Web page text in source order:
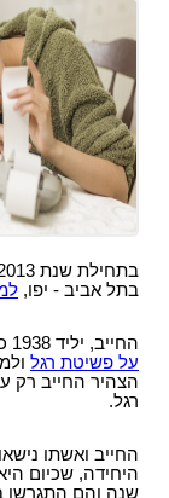
בתל אביב - יפו,
החייב, יליד 1938 כיום בן 76, הגיש בשנת 2001
על פשיטת רגל
הצהיר החייב רק
רגל.
שנה והם התגרשו